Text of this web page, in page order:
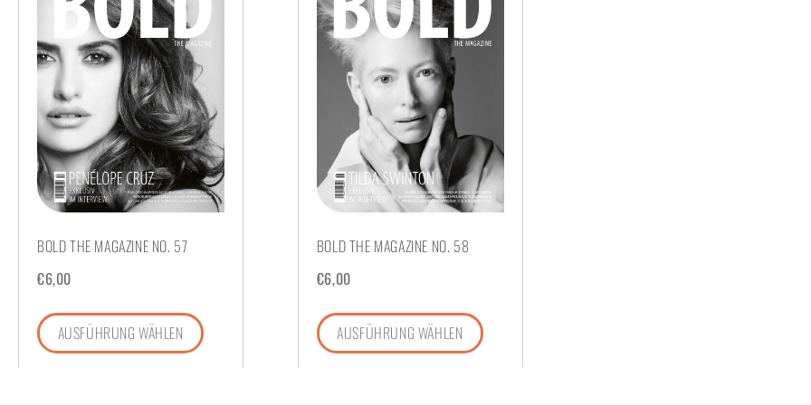
BOLD THE MAGAZINE NO. 57
€6,00
AUSFÜHRUNG WÄHLEN
BOLD THE MAGAZINE NO. 58
€6,00
AUSFÜHRUNG WÄHLEN